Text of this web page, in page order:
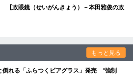
【政眼鏡（せいがんきょう）－本田雅俊の政
もっと見る
倒れる「ふらつくビアグラス」発売 “強制